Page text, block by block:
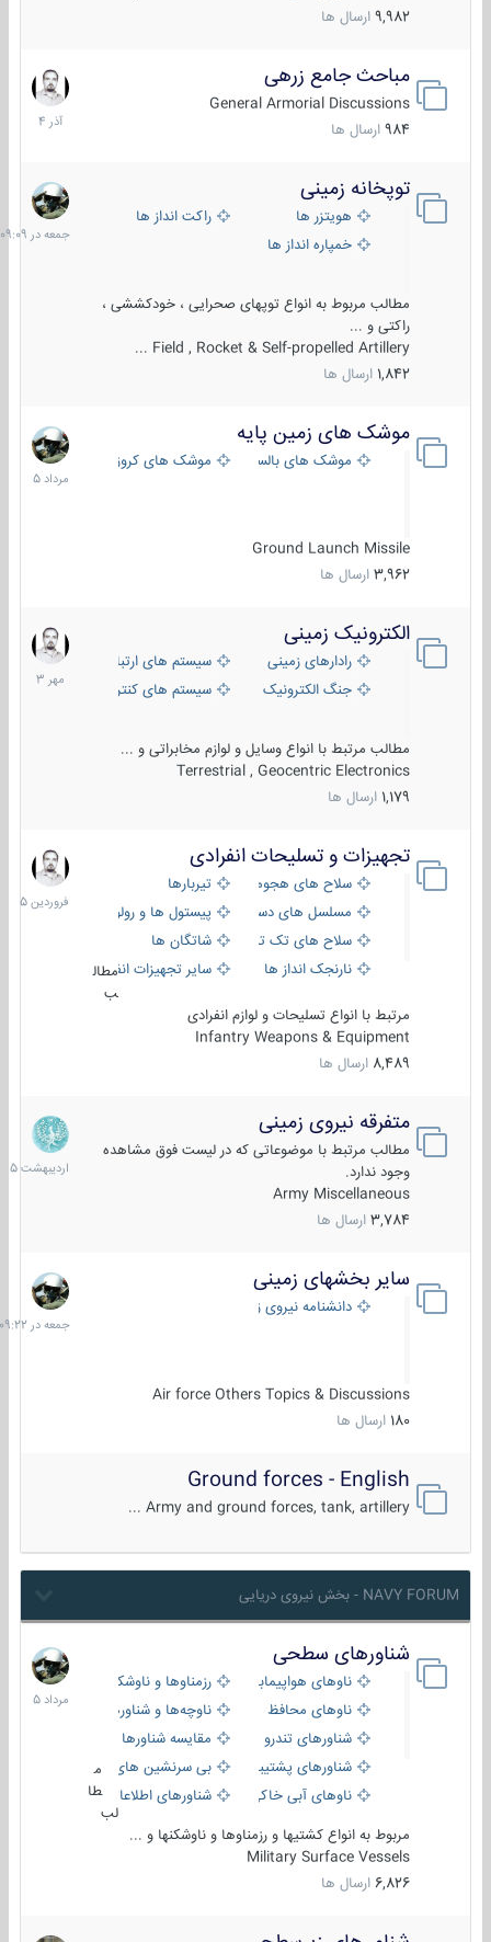
9,982 ارسال ها
مباحث جامع زرهی
General Armorial Discussions
984 ارسال ها
7
آذر
1404
توپخانه زمینی
هویتزر ها
راکت انداز ها
خمپاره انداز ها
مطالب مربوط به انواع توپهای صحرایی ، خودکششی ،
راکتی و ...
Field , Rocket & Self-propelled Artillery ...
1,842 ارسال ها
جمعه
در
09:09
موشک های زمین پایه
موشک های بالستیک موشک های کروز
Ground Launch Missile
3,962 ارسال ها
2
مرداد
1405
الکترونیک زمینی
رادارهای زمینی
سیستم های ارتباطی و جمع آوری
جنگ الکترونیک
سیستم های کنترل آتش و تجهیزات
مطالب مرتبط با انواع وسایل و لوازم مخابراتی و ...
Terrestrial , Geocentric Electronics
1,179 ارسال ها
1
مهر
1403
تجهیزات و تسلیحات انفرادی
سلاح های هجومی
تیربارها
مسلسل های دستی
پیستول ها و رولورها
سلاح های تک تیر اندازیشاتگان ها
نارنجک انداز ها
سایر تجهیزات انفرادی
مطال
ب
مرتبط با انواع تسلیحات و لوازم انفرادی
Infantry Weapons & Equipment
8,489 ارسال ها
17
فروردین
1405
متفرقه نیروی زمینی
مطالب مرتبط با موضوعاتی که در لیست فوق مشاهده
وجود ندارد.
Army Miscellaneous
3,784 ارسال ها
27
1405
سایر بخشهای زمینی
دانشنامه نیروی زمینی
Air force Others Topics & Discussions
180 ارسال ها
جمعه
در
09:22
Ground forces - English
Army and ground forces, tank, artillery ...
NAVY FORUM - بخش نیروی دریایی
شناورهای سطحی
ناوهای هواپیمابر و بالگرد بررزمناوها و ناوشکن‌ها
ناوهای محافظ
ناوچه‌ها و شناورهای گشتی
شناورهای تندرو
مقایسه شناورها
شناورهای پشتیبانی
بی سرنشین های دریایی
ناوهای آبی خاکی و نیروبرشناورهای اطلاعاتی و جاسوسی
طا
لب
مربوط به انواع کشتیها و رزمناوها و ناوشکنها و ...
Military Surface Vessels
6,826 ارسال ها
2
مرداد
1405